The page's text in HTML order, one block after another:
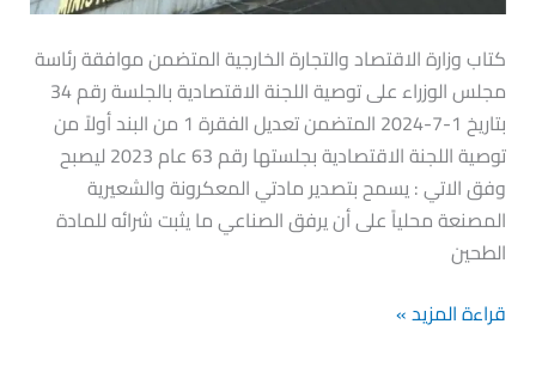
كتاب وزارة الاقتصاد والتجارة الخارجية المتضمن موافقة رئاسة
مجلس الوزراء على توصية اللجنة الاقتصادية بالجلسة رقم 34
بتاريخ 1-7-2024 المتضمن تعديل الفقرة 1 من البند أولاً من
توصية اللجنة الاقتصادية بجلستها رقم 63 عام 2023 ليصبح
وفق الاتي : يسمح بتصدير مادتي المعكرونة والشعيرية
المصنعة محلياً على أن يرفق الصناعي ما يثبت شرائه للمادة
الطحين
المعكرونة
والشعيرية
المصنعة
محلياً
قراءة المزيد »